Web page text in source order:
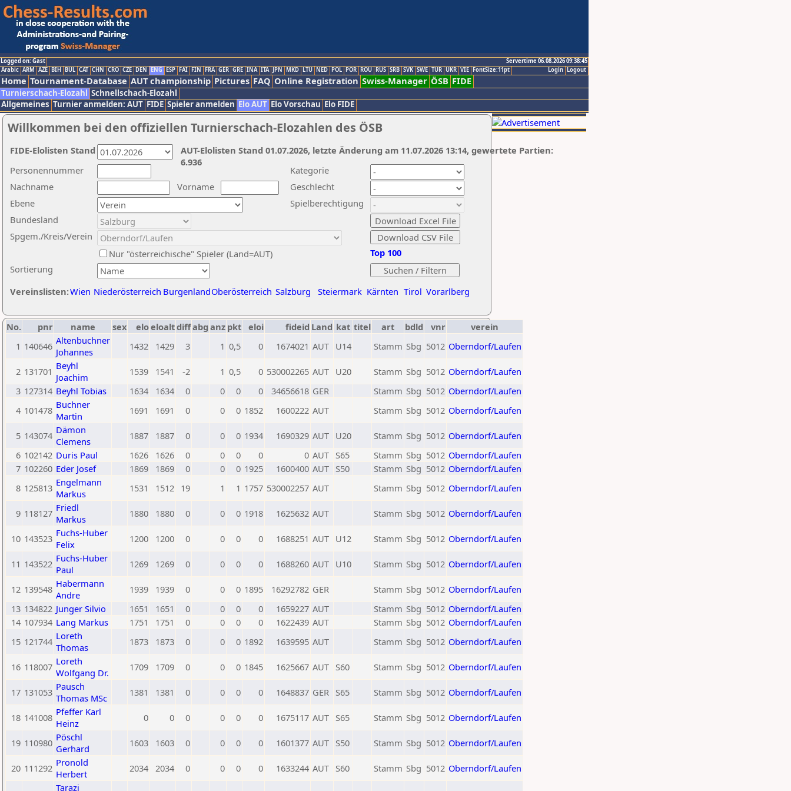
Logged on: Gast
Servertime 06.08.2026 09:38:45
Logout
Login
Arabic ARM AZE BIH BUL CAT CHN CRO CZE DEN ENG ESP FAI FIN FRA GER GRE INA ITA JPN MKD LTU NED POL POR ROU RUS SRB SVK SWE TUR UKR VIE FontSize:11pt
Home Tournament-Database AUT championship Pictures FAQ Online Registration Swiss-Manager ÖSB FIDE
Turnierschach-Elozahl Schnellschach-Elozahl
Allgemeines Turnier anmelden: AUT FIDE Spieler anmelden Elo AUT Elo Vorschau Elo FIDE
Willkommen bei den offiziellen Turnierschach-Elozahlen des ÖSB
Nachname
Vorname
Ebene
Kategorie
Sortierung
Personennummer
Bundesland
Spgem./Kreis/Verein
Geschlecht
Nur "österreichische" Spieler (Land=AUT)
Spielberechtigung
Vereinslisten:Wien Niederösterreich BurgenlandOberösterreich Salzburg Steiermark Kärnten Tirol Vorarlberg
Top 100
AUT-Elolisten Stand 01.07.2026, letzte Änderung am 11.07.2026 13:14, gewertete Partien:
6.936
FIDE-Elolisten Stand
No. pnr name sex eloeloaltdiffabg anz pkt eloi fideid Land kat titel art bdld vnr
verein
1 140646 Altenbuchner
Johannes
1432 1429 3 1 0,5 0 1674021 AUT U14 Stamm Sbg 5012 Oberndorf/Laufen
2 131701 Beyhl
Joachim
1539 1541 -2 1 0,5 0 530002265 AUT U20 Stamm Sbg 5012 Oberndorf/Laufen
3 127314 Beyhl Tobias 1634 1634 0 0 0 0 34656618 GER Stamm Sbg 5012 Oberndorf/Laufen
4 101478 Buchner
Martin
1691 1691 0 0 0 1852 1600222 AUT Stamm Sbg 5012 Oberndorf/Laufen
5 143074 Dämon
Clemens
1887 1887 0 0 0 1934 1690329 AUT U20 Stamm Sbg 5012 Oberndorf/Laufen
6 102142 Duris Paul 1626 1626 0 0 0 0 0 AUT S65 Stamm Sbg 5012 Oberndorf/Laufen
7 102260 Eder Josef 1869 1869 0 0 0 1925 1600400 AUT S50 Stamm Sbg 5012 Oberndorf/Laufen
8 125813 Engelmann
Markus
1531 1512 19 1 1 1757 530002257 AUT Stamm Sbg 5012 Oberndorf/Laufen
9 118127 Friedl
Markus
1880 1880 0 0 0 1918 1625632 AUT Stamm Sbg 5012 Oberndorf/Laufen
10 143523 Fuchs-Huber
Felix
1200 1200 0 0 0 0 1688251 AUT U12 Stamm Sbg 5012 Oberndorf/Laufen
11 143522 Fuchs-Huber
Paul
1269 1269 0 0 0 0 1688260 AUT U10 Stamm Sbg 5012 Oberndorf/Laufen
12 139548 Habermann
Andre
1939 1939 0 0 0 1895 16292782 GER Stamm Sbg 5012 Oberndorf/Laufen
13 134822 Junger Silvio 1651 1651 0 0 0 0 1659227 AUT Stamm Sbg 5012 Oberndorf/Laufen
14 107934 Lang Markus 1751 1751 0 0 0 0 1622439 AUT Stamm Sbg 5012 Oberndorf/Laufen
15 121744 Loreth
Thomas
1873 1873 0 0 0 1892 1639595 AUT Stamm Sbg 5012 Oberndorf/Laufen
16 118007 Loreth
Wolfgang Dr.
1709 1709 0 0 0 1845 1625667 AUT S60 Stamm Sbg 5012 Oberndorf/Laufen
17 131053 Pausch
Thomas MSc
1381 1381 0 0 0 0 1648837 GER S65 Stamm Sbg 5012 Oberndorf/Laufen
18 141008 Pfeffer Karl
Heinz
0 0 0 0 0 0 1675117 AUT S65 Stamm Sbg 5012 Oberndorf/Laufen
19 110980 Pöschl
Gerhard
1603 1603 0 0 0 0 1601377 AUT S50 Stamm Sbg 5012 Oberndorf/Laufen
20 111292 Pronold
Herbert
2034 2034 0 0 0 0 1633244 AUT S60 Stamm Sbg 5012 Oberndorf/Laufen
Tarazi